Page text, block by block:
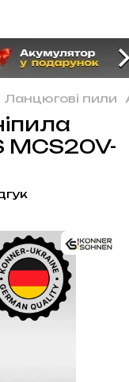
Ланцюгові пили
MCS20V-